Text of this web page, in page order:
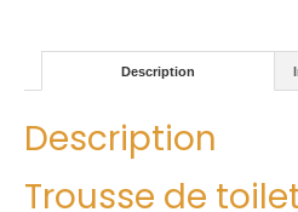
format
Description
Description
Trousse de